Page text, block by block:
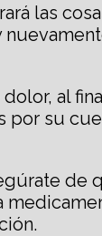
las
al
por su
de